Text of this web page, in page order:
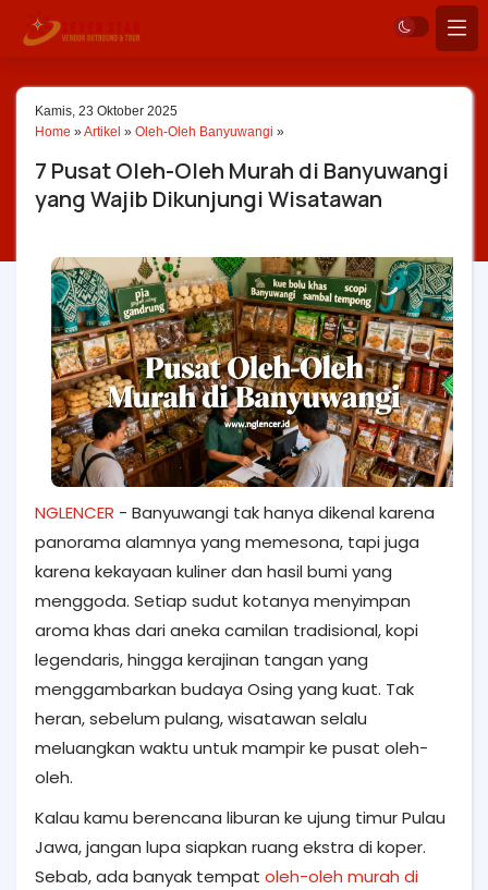
Kamis, 23 Oktober 2025
Home »Artikel » Oleh-Oleh Banyuwangi »
7 Pusat Oleh-Oleh Murah di Banyuwangi
yang Wajib Dikunjungi Wisatawan
NGLENCER - Banyuwangi tak hanya dikenal karena
panorama alamnya yang memesona, tapi juga
karena kekayaan kuliner dan hasil bumi yang
menggoda. Setiap sudut kotanya menyimpan
aroma khas dari aneka camilan tradisional, kopi
legendaris, hingga kerajinan tangan yang
menggambarkan budaya Osing yang kuat. Tak
heran, sebelum pulang, wisatawan selalu
meluangkan waktu untuk mampir ke pusat oleh-
oleh.
Kalau kamu berencana liburan ke ujung timur Pulau
Jawa, jangan lupa siapkan ruang ekstra di koper.
Sebab, ada banyak tempat oleh-oleh murah di